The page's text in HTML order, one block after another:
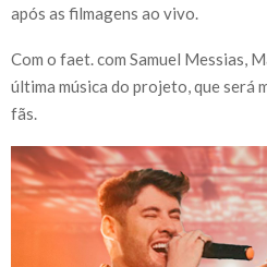
após as filmagens ao vivo.
Com o faet. com Samuel Messias,
última música do projeto, que será
fãs.